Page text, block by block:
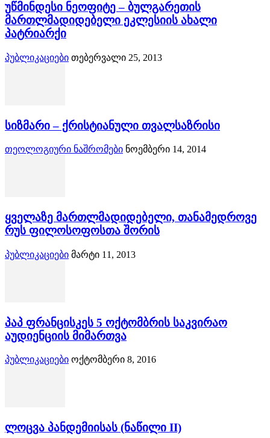
უწმინდესი ნეოფიტე – ბულგარეთის
მართლმადიდებელი ეკლესიის ახალი
პატრიარქი
პუბლიკაციები თებერვალი 25, 2013
სიზმარი – ქრისტიანული თვალსაზრისი
თეოლოგიური ნაშრომები ნოემბერი 14, 2014
ყველაზე მართლმადიდებელი, თანამედროვე
რუს ფილოსოფოსთა შორის
პუბლიკაციები მარტი 11, 2013
პაპ ფრანცისკეს 5 ოქტომბრის საკვირაო
აუდიენციის მიმართვა
პუბლიკაციები ოქტომბერი 8, 2016
ლოცვა პანდემიისას (ნაწილი II)